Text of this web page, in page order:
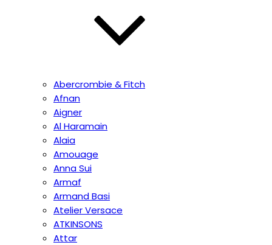
Abercrombie & Fitch
Afnan
Aigner
Al Haramain
Alaia
Amouage
Anna Sui
Armaf
Armand Basi
Atelier Versace
ATKINSONS
Attar